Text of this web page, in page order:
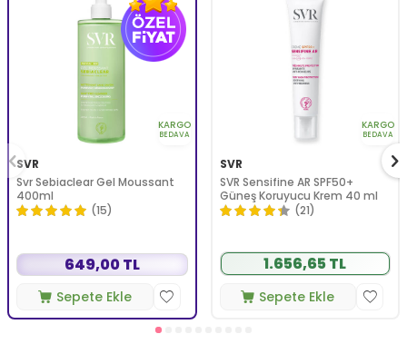
KARGO
BEDAVA
SVR
Svr Sebiaclear Gel Moussant
400ml
(15)
649,00 TL
Sepete Ekle
KARGO
BEDAVA
SVR
SVR Sensifine AR SPF50+
Güneş Koruyucu Krem 40 ml
(21)
1.656,65 TL
Sepete Ekle